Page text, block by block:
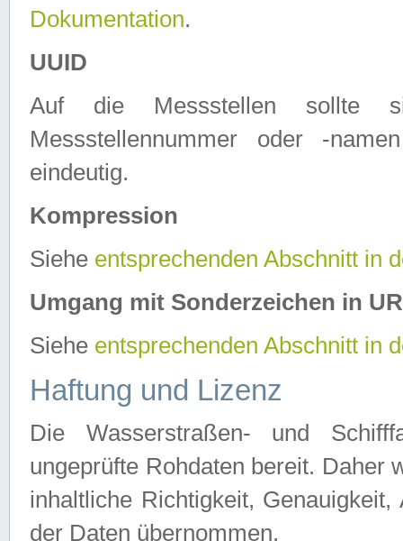
Dokumentation.
UUID
Auf die Messstellen sollte
Messstellennummer oder -
eindeutig.
Kompression
Siehe entsprechenden Abschnitt in
Umgang mit Sonderzeichen in
Siehe entsprechenden Abschnitt in
Haftung und Lizenz
Die Wasserstraßen- und
ungeprüfte Rohdaten bereit. Daher
inhaltliche Richtigkeit,
der Daten übernommen.